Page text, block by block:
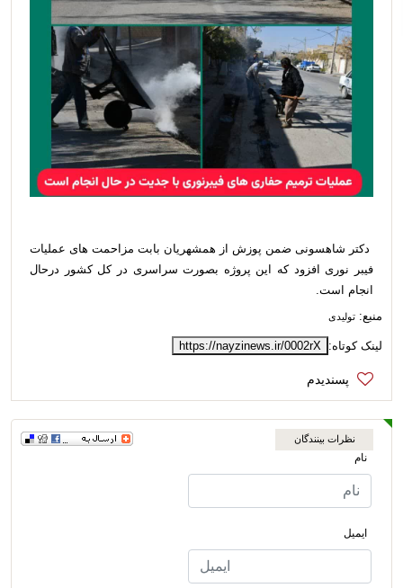
دکتر شاهسونی ضمن پوزش از همشهریان بابت مزاحمت های عملیات
فیبر نوری افزود که این پروژه بصورت سراسری در کل کشور درحال
انجام است.
منبع: تولیدی
لینک کوتاه: https://nayzinews.ir/0002rX
نظرات بینندگان
نام
ایمیل